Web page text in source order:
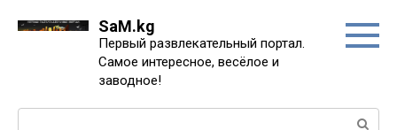
SaM.kg
Первый развлекательный портал.
Самое интересное, весёлое и
заводное!
Поиск: